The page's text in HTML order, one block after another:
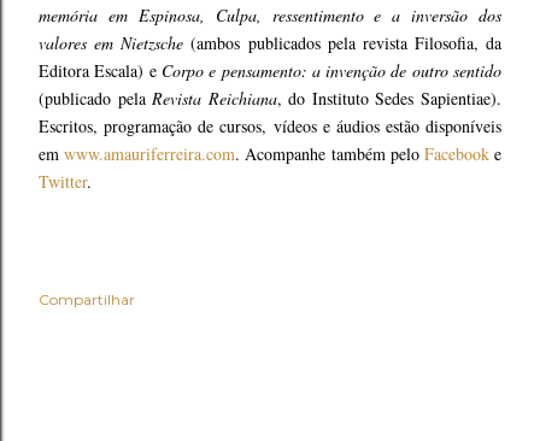
memória em Espinosa, Culpa, ressentimento e a inversão dos
valores em Nietzsche (ambos publicados pela revista Filosofia, da
Editora Escala) e Corpo e pensamento: a invenção de outro sentido
(publicado pelaRevista Reichiana, do Instituto Sedes Sapientiae).
Escritos, programação de cursos, vídeos e áudios estão disponíveis
emwww.amauriferreira.com. Acompanhe também pelo Facebooke
Twitter.
Compartilhar